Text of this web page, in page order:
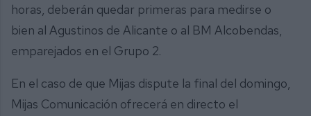
horas, deberán quedar primeras para medirse o
bien al Agustinos de Alicante o al BM Alcobendas,
emparejados en el Grupo 2.
En el caso de que Mijas dispute la final del domingo,
Mijas Comunicación ofrecerá en directo el